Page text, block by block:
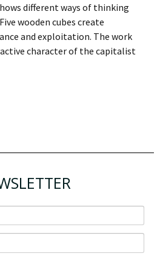
different ways of thinking
wooden cubes create
and exploitation. The work
character of the capitalist